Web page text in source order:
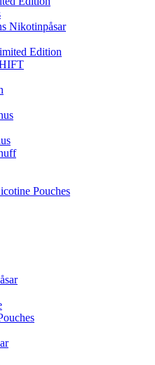
Nikotinpåsar
Edition
Pouches